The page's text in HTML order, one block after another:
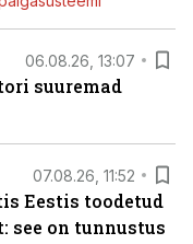
06.08.26, 13:07
suuremad
07.08.26, 11:52
Eestis toodetud
see on tunnustus